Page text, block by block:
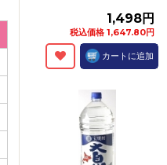
1,498円
税込価格 1,647.80円
カートに追加